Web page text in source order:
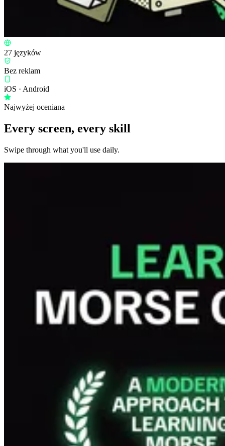
27 języków
Bez reklam
iOS · Android
Najwyżej oceniana
Every screen, every skill
Swipe through what you'll use daily.